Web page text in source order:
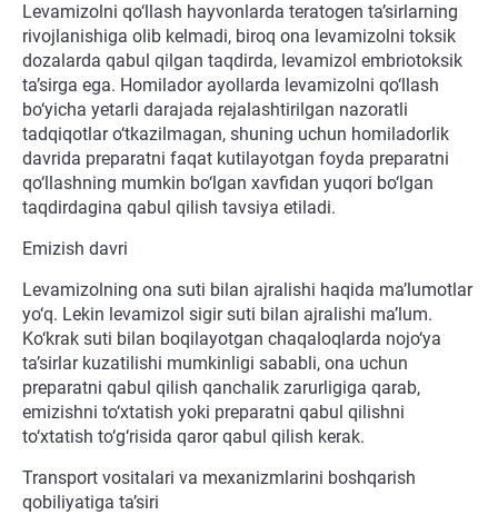
Levamizolni qo‘llash hayvonlarda teratogen ta’sirlarning
rivojlanishiga olib kelmadi, biroq ona levamizolni toksik
dozalarda qabul qilgan taqdirda, levamizol embriotoksik
ta’sirga ega. Homilador ayollarda levamizolni qo‘llash
bo‘yicha yetarli darajada rejalashtirilgan nazoratli
tadqiqotlar o‘tkazilmagan, shuning uchun homiladorlik
davrida preparatni faqat kutilayotgan foyda preparatni
qo‘llashning mumkin bo‘lgan xavfidan yuqori bo‘lgan
taqdirdagina qabul qilish tavsiya etiladi.
Emizish davri
Levamizolning ona suti bilan ajralishi haqida ma’lumotlar
yo‘q. Lekin levamizol sigir suti bilan ajralishi ma’lum.
Ko‘krak suti bilan boqilayotgan chaqaloqlarda nojo‘ya
ta’sirlar kuzatilishi mumkinligi sababli, ona uchun
preparatni qabul qilish qanchalik zarurligiga qarab,
emizishni to‘xtatish yoki preparatni qabul qilishni
to‘xtatish to‘g‘risida qaror qabul qilish kerak.
Transport vositalari va mexanizmlarini boshqarish
qobiliyatiga ta’siri